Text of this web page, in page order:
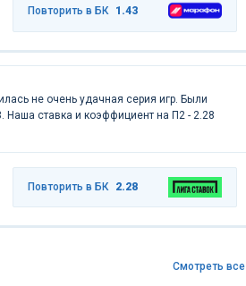
Повторить в БК 1.43
не очень удачная серия игр. Были
Наша ставка и коэффициент на П2 - 2.28
Повторить в БК 2.28
Смотреть все